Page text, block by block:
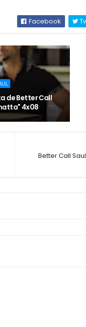
Facebook
de Better Call
4x08
Better Call